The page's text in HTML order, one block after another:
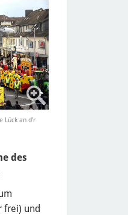
Lück an d'r
des
frei) und